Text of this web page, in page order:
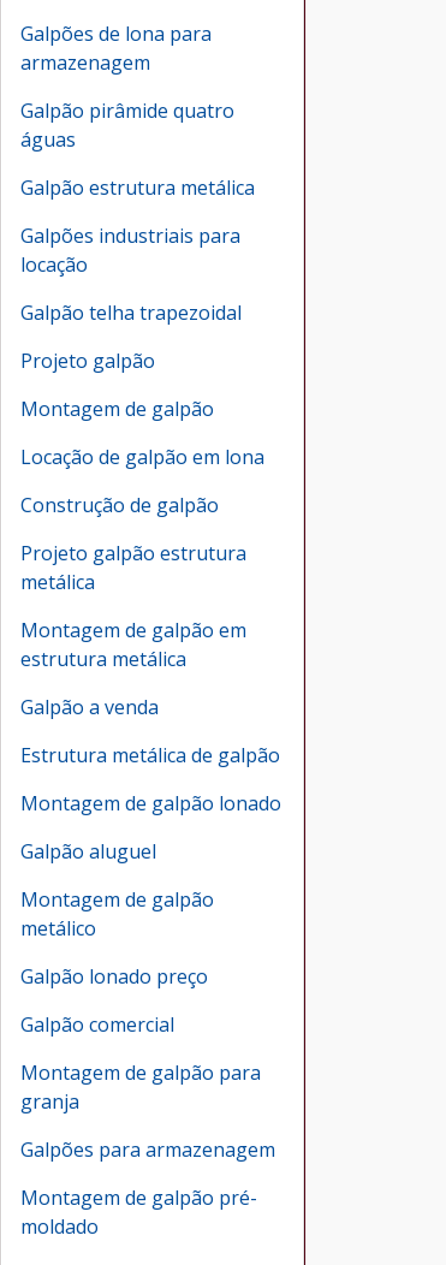
Galpões de lona para
armazenagem
Galpão pirâmide quatro
águas
Galpão estrutura metálica
Galpões industriais para
locação
Galpão telha trapezoidal
Projeto galpão
Montagem de galpão
Locação de galpão em lona
Construção de galpão
Projeto galpão estrutura
metálica
Montagem de galpão em
estrutura metálica
Galpão a venda
Estrutura metálica de galpão
Montagem de galpão lonado
Galpão aluguel
Montagem de galpão
metálico
Galpão lonado preço
Galpão comercial
Montagem de galpão para
granja
Galpões para armazenagem
Montagem de galpão pré-
moldado